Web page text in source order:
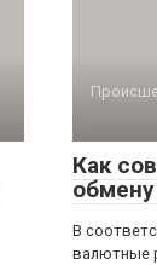
Как
В
валютные